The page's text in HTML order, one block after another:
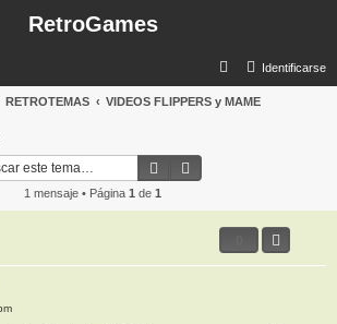
RetroGames
Identificarse
RETROTEMAS VIDEOS FLIPPERS y MAME
Buscar
1 mensaje • Página 1 de 1